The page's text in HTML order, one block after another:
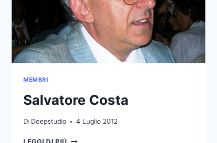
MEMBRI
Salvatore Costa
Di Deepstudio 4 Luglio 2012
SALVATORE